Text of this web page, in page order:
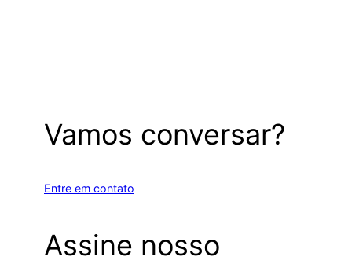
Vamos conversar?
Entre em contato
Assine nosso